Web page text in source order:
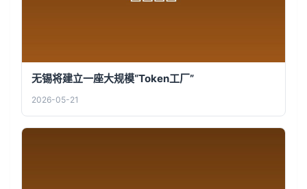
无锡将建立一座大规模“Token工厂”
2026-05-21